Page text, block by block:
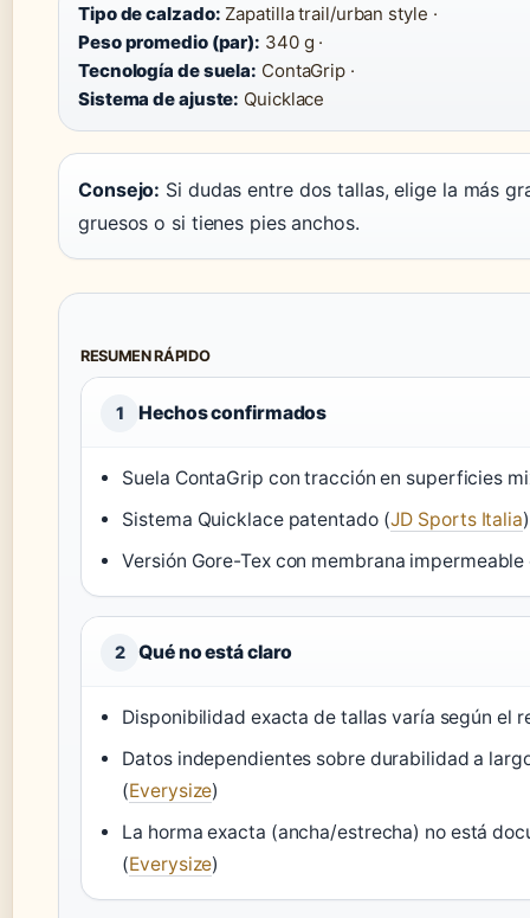
Tipo de calzado: Zapatilla trail/urban style ·
Peso promedio (par): 340 g ·
Tecnología de suela: ContaGrip ·
Sistema de ajuste: Quicklace
Consejo: Si dudas entre dos tallas, elige la más
gruesos o si tienes pies anchos.
RESUMEN RÁPIDO
1 Hechos confirmados
Suela ContaGrip con tracción en superficies
Sistema Quicklace patentado (JD Sports Italia)
Versión Gore-Tex con membrana impermeable
2 Qué no está claro
Disponibilidad exacta de tallas varía según el
Datos independientes sobre durabilidad a
(Everysize)
La horma exacta (ancha/estrecha) no está
(Everysize)